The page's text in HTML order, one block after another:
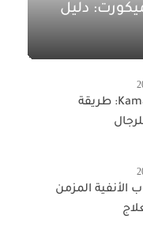
دليل
Kamagra 100mg: طريقة
الأنفية المزمن